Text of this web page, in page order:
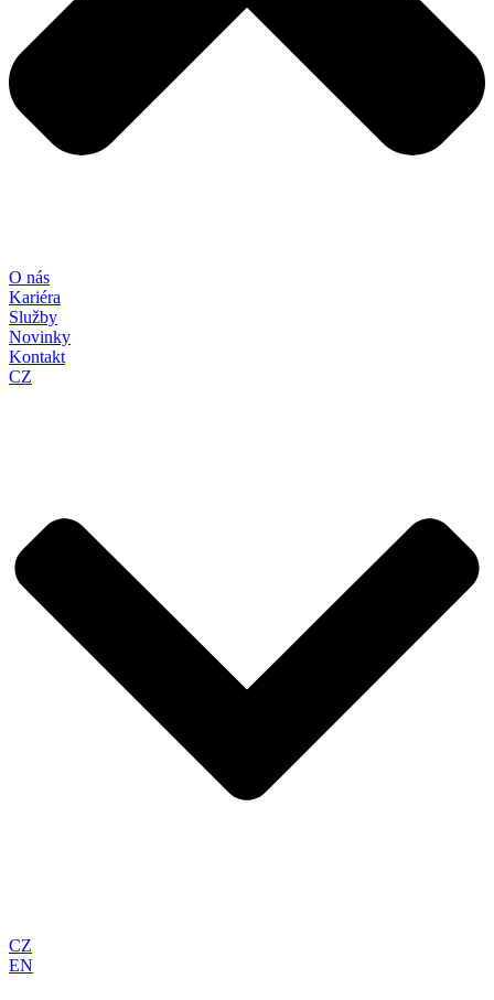
O nás
Kariéra
Služby
Novinky
Kontakt
CZ
CZ
EN